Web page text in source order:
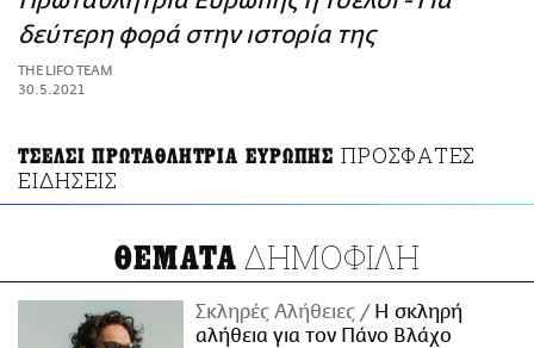
ΑΜΠΑ
PRINT
δεύτερη φορά στην ιστορία της
THE LIFO TEAM
30.5.2021
ΤΣΕΛΣΙ ΠΡΩΤΑΘΛΗΤΡΙΑ ΕΥΡΩΠΗΣ ΠΡΟΣΦΑΤΕΣ
ΕΙΔΗΣΕΙΣ
ΘΕΜΑΤΑ ΔΗΜΟΦΙΛΗ
Σκληρές Αλήθειες
H σκληρή
αλήθεια για τον Πάνο Βλάχο